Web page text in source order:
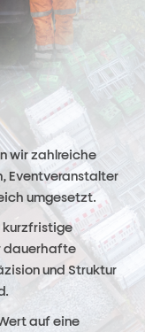
wir zahlreiche
Eventveranstalter
umgesetzt.
dauerhafte
und Struktur
auf eine